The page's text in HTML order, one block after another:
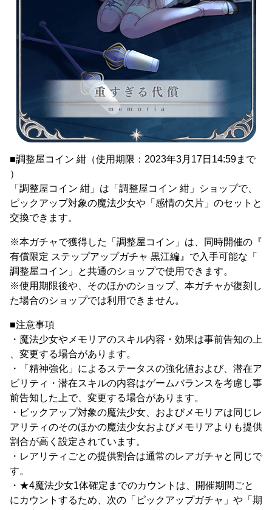
■調整屋コイン 紺（使用期限：2023年3月17日14:59まで
）
「調整屋コイン 紺」は「調整屋コイン 紺」ショップで、
ピックアップ対象の魔法少女や「感情の欠片」のセットと
交換できます。
※本ガチャで獲得した「調整屋コイン」は、同時開催の『
有償限定 ステップアップガチャ 黒江編』で入手可能な「
調整屋コイン」と共通のショップで使用できます。
※使用期限後や、そのほかのショップ、本ガチャが復刻し
た場合のショップでは利用できません。
■注意事項
・魔法少女やメモリアのスキル内容・効果は事前告知の上
、変更する場合があります。
・「精神強化」によるステータスの強化値および、潜在ア
ビリティ・潜在スキルの内容はゲームバランスを考慮し事
前告知した上で、変更する場合があります。
・ピックアップ対象の魔法少女、およびメモリアは同じレ
アリティのそのほかの魔法少女およびメモリアよりも提供
割合が高く設定されています。
・レアリティごとの提供割合は通常のレアガチャと同じで
す。
・★4魔法少女1体確定までのカウントは、開催期間ごと
にカウントするため、次の「ピックアップガチャ」や「期